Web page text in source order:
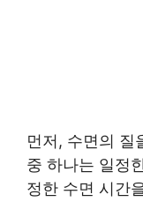
먼저, 수면의 질
중 하나는 일정
정한 수면 시간